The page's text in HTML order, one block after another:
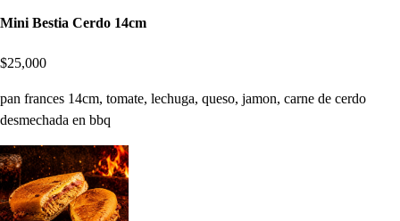
Mini Bestia Cerdo 14cm
$25,000
pan frances 14cm, tomate, lechuga, queso, jamon, carne de cerdo
desmechada en bbq